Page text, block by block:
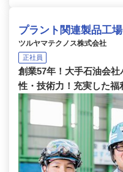
プラント関連製品工
ツルヤマテクノス株式会社
正社員
創業57年！大手石油会
性・技術力！充実した福